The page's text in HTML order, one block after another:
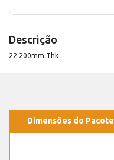
Descrição
22.200mm Thk
Dimensões do Pacote